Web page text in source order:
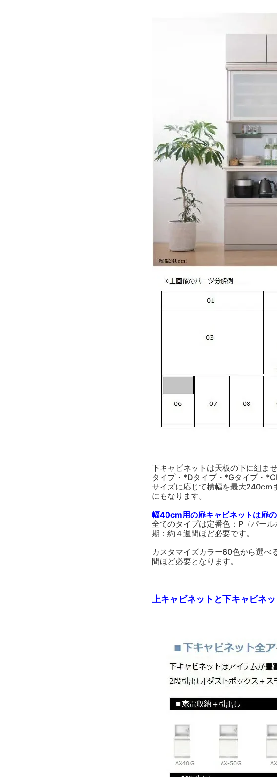
下キャビネットは天板の下に組ま
タイプ・*Dタイプ・*Gタイプ・
サイズに応じて横幅を最大240cm
にもなります。
幅40cm用の扉キャビネットは扉の
全てのタイプは定番色：P（パー
期：約４週間ほど必要です。
カスタマイズカラー60色から選べ
間ほど必要となります。
上キャビネットと下キャビネ